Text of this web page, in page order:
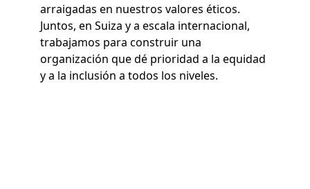
arraigadas en nuestros valores éticos.
Juntos, en Suiza y a escala internacional,
trabajamos para construir una
organización que dé prioridad a la equidad
y a la inclusión a todos los niveles.